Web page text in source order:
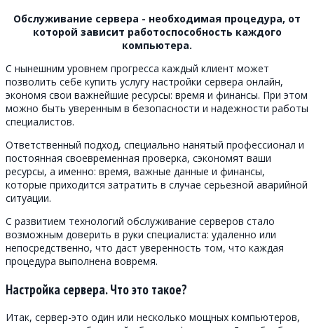
Обслуживание сервера - необходимая процедура, от
которой зависит работоспособность каждого
компьютера.
С нынешним уровнем прогресса каждый клиент может
позволить себе купить услугу настройки сервера онлайн,
экономя свои важнейшие ресурсы: время и финансы. При этом
можно быть уверенным в безопасности и надежности работы
специалистов.
Ответственный подход, специально нанятый профессионал и
постоянная своевременная проверка, сэкономят ваши
ресурсы, а именно: время, важные данные и финансы,
которые приходится затратить в случае серьезной аварийной
ситуации.
С развитием технологий обслуживание серверов стало
возможным доверить в руки специалиста: удаленно или
непосредственно, что даст уверенность том, что каждая
процедура выполнена вовремя.
Настройка сервера. Что это такое?
Итак, сервер-это один или несколько мощных компьютеров,